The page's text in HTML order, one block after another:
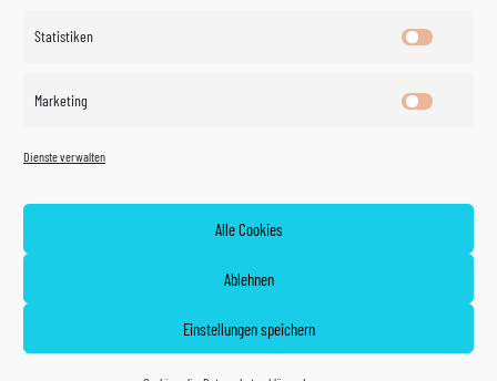
Statistiken
Marketing
Dienste verwalten
Alle Cookies
Ablehnen
Einstellungen speichern
©